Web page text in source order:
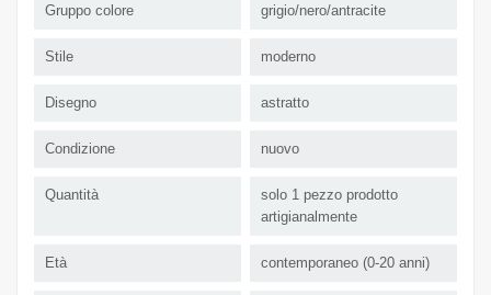
Gruppo colore grigio/nero/antracite
Stile moderno
Disegno astratto
Condizione nuovo
Quantità
solo 1 pezzo prodotto
artigianalmente
Età contemporaneo (0-20 anni)